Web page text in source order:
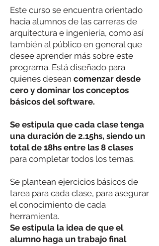
Este curso se encuentra orientado
hacia alumnos de las carreras de
arquitectura e ingeniería, como así
también al público en general que
desee aprender más sobre este
programa. Está diseñado para
quienes desean comenzar desde
cero y dominar los conceptos
básicos del software.
Se estipula que cada clase tenga
una duración de 2.15hs, siendo un
total de 18hs entre las 8 clases
para completar todos los temas.
Se plantean ejercicios básicos de
tarea para cada clase, para asegurar
el conocimiento de cada
herramienta.
Se estipula la idea de que el
alumno haga un trabajo final